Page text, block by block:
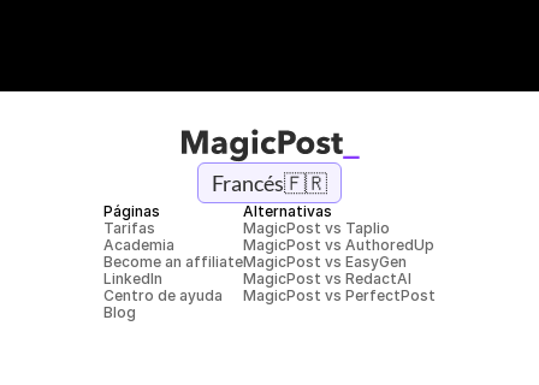
Francés🇫🇷
Páginas
Tarifas
Academia
Become an affiliate
LinkedIn
Centro de ayuda
Blog
Alternativas
MagicPost vs Taplio
MagicPost vs AuthoredUp
MagicPost vs EasyGen
MagicPost vs RedactAI
MagicPost vs PerfectPost